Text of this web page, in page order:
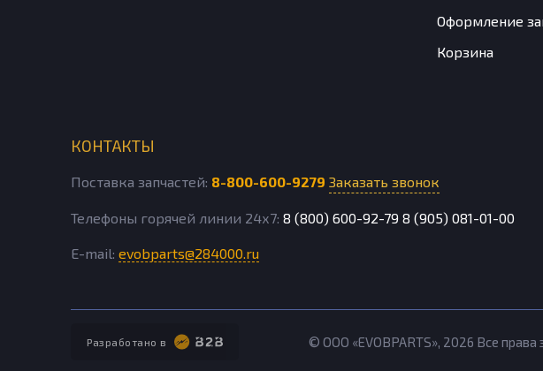
Оформление
Корзина
КОНТАКТЫ
Поставка запчастей: 8-800-600-9279 Заказать звонок
Телефоны горячей линии 24х7: 8 (800) 600-92-79 8 (905) 081-01-00
E-mail: evobparts@284000.ru
Разработано в © ООО «EVOBPARTS», 2026 Все